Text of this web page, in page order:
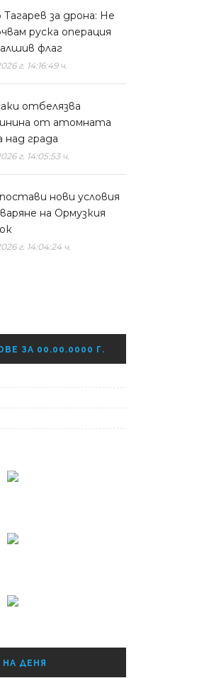
Тагарев за дрона: Не
руска операция
флаг
г. 14:16:49 ч.
отбелязва
от атомната
над града
г. 14:05:53 ч.
нови условия
на Ормузкия
г. 14:04:24 ч.
ЗА 00.00.0000 Г.
НА ДЕНЯ